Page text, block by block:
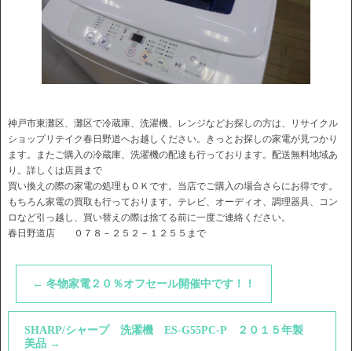
神戸市東灘区、灘区で冷蔵庫、洗濯機、レンジなどお探しの方は、リサイクル
ショップリテイク春日野道へお越しください。きっとお探しの家電が見つかり
ます。またご購入の冷蔵庫、洗濯機の配達も行っております。配送無料地域あ
り。詳しくは店員まで
買い換えの際の家電の処理もＯＫです。当店でご購入の場合さらにお得です。
もちろん家電の買取も行っております。テレビ、オーディオ、調理器具、コン
ロなど引っ越し、買い替えの際は捨てる前に一度ご連絡ください。
春日野道店 ０７８－２５２－１２５５まで
← 冬物家電２０％オフセール開催中です！！
SHARP/シャープ 洗濯機 ES-G55PC-P ２０１５年製
美品 →